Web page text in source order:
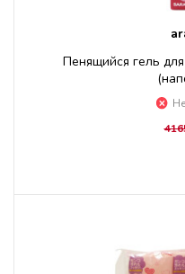
Пенящийся гель